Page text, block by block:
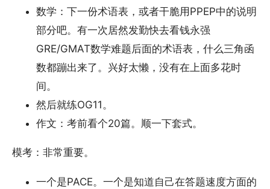
数学：下一份术语表，或者干脆用PPEP中的说明
部分吧。有一次居然发勤快去看钱永强
GRE/GMAT数学难题后面的术语表，什么三角函
数都蹦出来了。兴好太懒，没有在上面多花时
间。
然后就练OG11。
作文：考前看个20篇。顺一下套式。
模考：非常重要。
一个是PACE。一个是知道自己在答题速度方面的